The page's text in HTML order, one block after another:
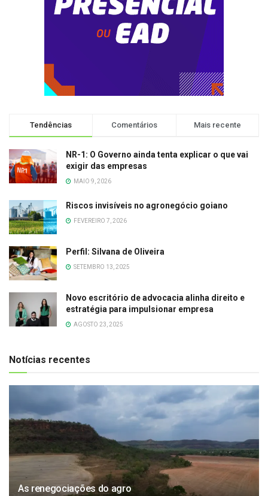
Tendências Comentários Mais recente
NR-1: O Governo ainda tenta explicar o que vai
exigir das empresas
MAIO 9, 2026
Riscos invisíveis no agronegócio goiano
FEVEREIRO 7, 2026
Perfil: Silvana de Oliveira
SETEMBRO 13, 2025
Novo escritório de advocacia alinha direito e
estratégia para impulsionar empresa
AGOSTO 23, 2025
Notícias recentes
As renegociações do agro